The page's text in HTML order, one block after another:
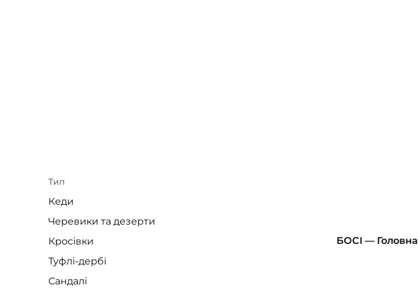
Тип
Кеди
Черевики та дезерти
Кросівки
Туфлі-дербі
Сандалі
БОСІ — Головна